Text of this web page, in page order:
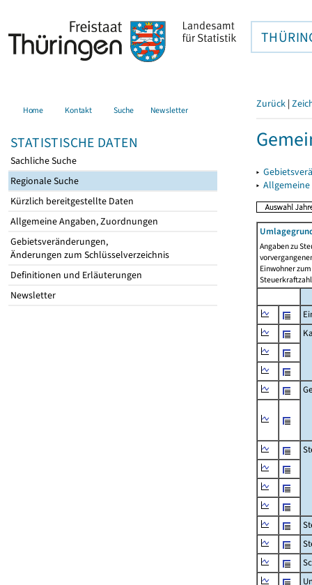
Home Kontakt Suche Newsletter
STATISTISCHE DATEN
Sachliche Suche
Regionale Suche
Kürzlich bereitgestellte Daten
Allgemeine Angaben, Zuordnungen
Gebietsveränderungen,
Änderungen zum Schlüsselverzeichnis
Definitionen und Erläuterungen
Newsletter
Zurück |
▸
▸
Angaben zu
Einwohner